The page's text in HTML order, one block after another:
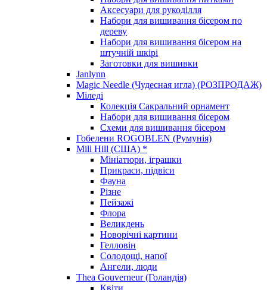
Аксесуари для рукоділля
Набори для вишивання бісером по
дереву
Набори для вишивання бісером на
штучній шкірі
Заготовки для вишивки
Janlynn
Magic Needle (Чудесная игла) (РОЗПРОДАЖ)
Міледі
Колекція Сакральний орнамент
Набори для вишивання бісером
Схеми для вишивання бісером
Гобелени ROGOBLEN (Румунія)
Mill Hill (США) *
Мініатюри, іграшки
Прикраси, підвіси
Фауна
Різне
Пейзажі
Флора
Великдень
Новорічні картини
Гелловін
Солодощі, напої
Ангели, люди
Thea Gouverneur (Голандія)
Квіти